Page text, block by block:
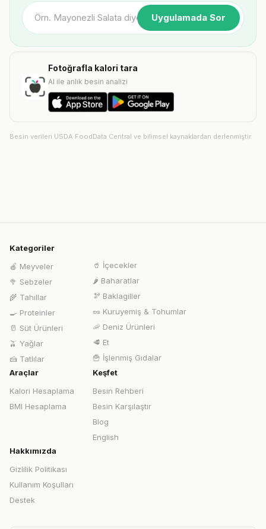
Uygulamada Sor
Fotoğrafla kalori tara
AI ile anlık besin analizi
Besin verileri USDA FoodData Central ve bilimsel kaynaklardan derlenmiştir.
Kategoriler
🍎 Meyveler
🥦 Sebzeler
🌾 Tahıllar
🍳 Proteinler
🥛 Süt Ürünleri
🫒 Yağlar
🍰 Tatlılar
🥤 İçecekler
🌶️ Baharatlar
🫘 Baklagiller
🥜 Kuruyemiş & Tohumlar
🦐 Deniz Ürünleri
🥩 Et
🍟 İşlenmiş Gıdalar
Araçlar
Kalori Hesaplama
BMI Hesaplama
Keşfet
Besin Rehberi
Besin Karşılaştır
Blog
English
Hakkımızda
Gizlilik Politikası
Kullanım Koşulları
Destek